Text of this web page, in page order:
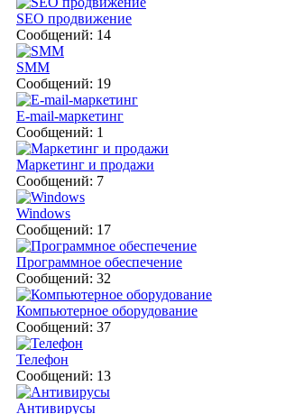
SEO продвижение
Сообщений: 14
SMM
Сообщений: 19
E-mail-маркетинг
Сообщений: 1
Маркетинг и продажи
Сообщений: 7
Windows
Сообщений: 17
Программное обеспечение
Сообщений: 32
Компьютерное оборудование
Сообщений: 37
Телефон
Сообщений: 13
Антивирусы